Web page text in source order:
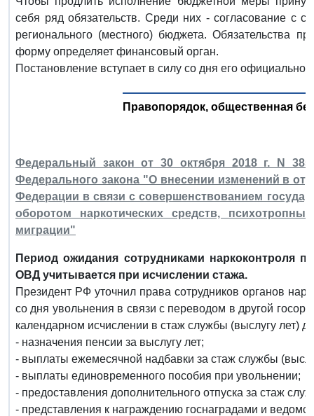
себя ряд обязательств. Среди них - согласование с
регионального (местного) бюджета. Обязательства
форму определяет финансовый орган.
Постановление вступает в силу со дня его
Правопорядок, общественная
Федеральный закон от 30 октября 2018 г. N
Федерального закона "О внесении изменений в
Федерации в связи с совершенствованием
оборотом наркотических средств,
миграции"
Период ожидания сотрудниками наркоконтроля
ОВД учитывается при исчислении стажа.
Президент РФ уточнил права сотрудников органов
со дня увольнения в связи с переводом в другой
календарном исчислении в стаж службы (выслугу лет)
- назначения пенсии за выслугу лет;
- выплаты ежемесячной надбавки за стаж службы
- выплаты единовременного пособия при увольнении;
- предоставления дополнительного отпуска за стаж
- представления к награждению госнаградами и